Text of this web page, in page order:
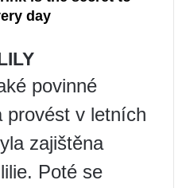
povinné
provést v letních
zajištěna
Poté se